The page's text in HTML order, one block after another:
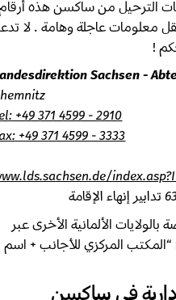
الترحيل من ساكسن هذه أرقام
عاجلة وهامة . لا تدعوا
!
Landesdirektion Sachsen -
Chemnitz
Tel: +49 371 4599 - 2910
Fax: +49 371 4599 - 3333
www.lds.sachsen.de/
الألمانية الأخرى عبر
المركزي للأجانب + اسم
في ساكسن